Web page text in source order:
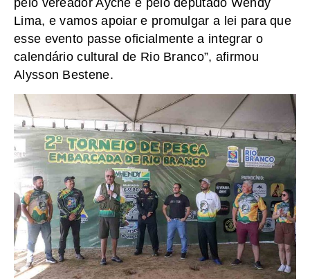
pelo vereador Ayche e pelo deputado Wendy
Lima, e vamos apoiar e promulgar a lei para que
esse evento passe oficialmente a integrar o
calendário cultural de Rio Branco”, afirmou
Alysson Bestene.